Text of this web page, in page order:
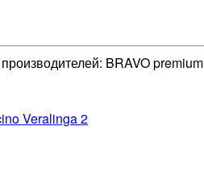
BRAVO premium